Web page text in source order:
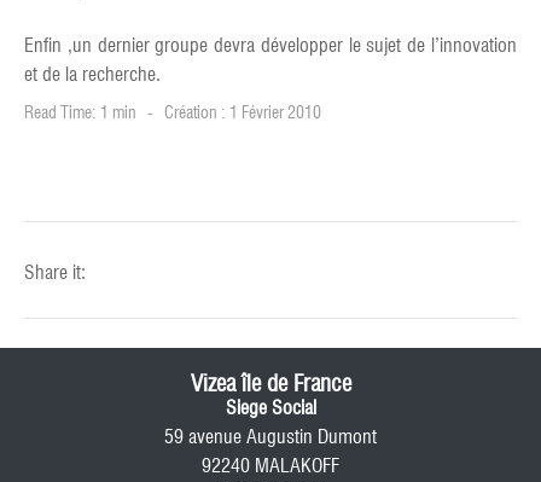
Enfin ,un dernier groupe devra développer le sujet de l’innovation
et de la recherche.
Read Time: 1 min Création : 1 Février 2010
Share it:
Vizea île de France
Siege Social
59 avenue Augustin Dumont
92240 MALAKOFF